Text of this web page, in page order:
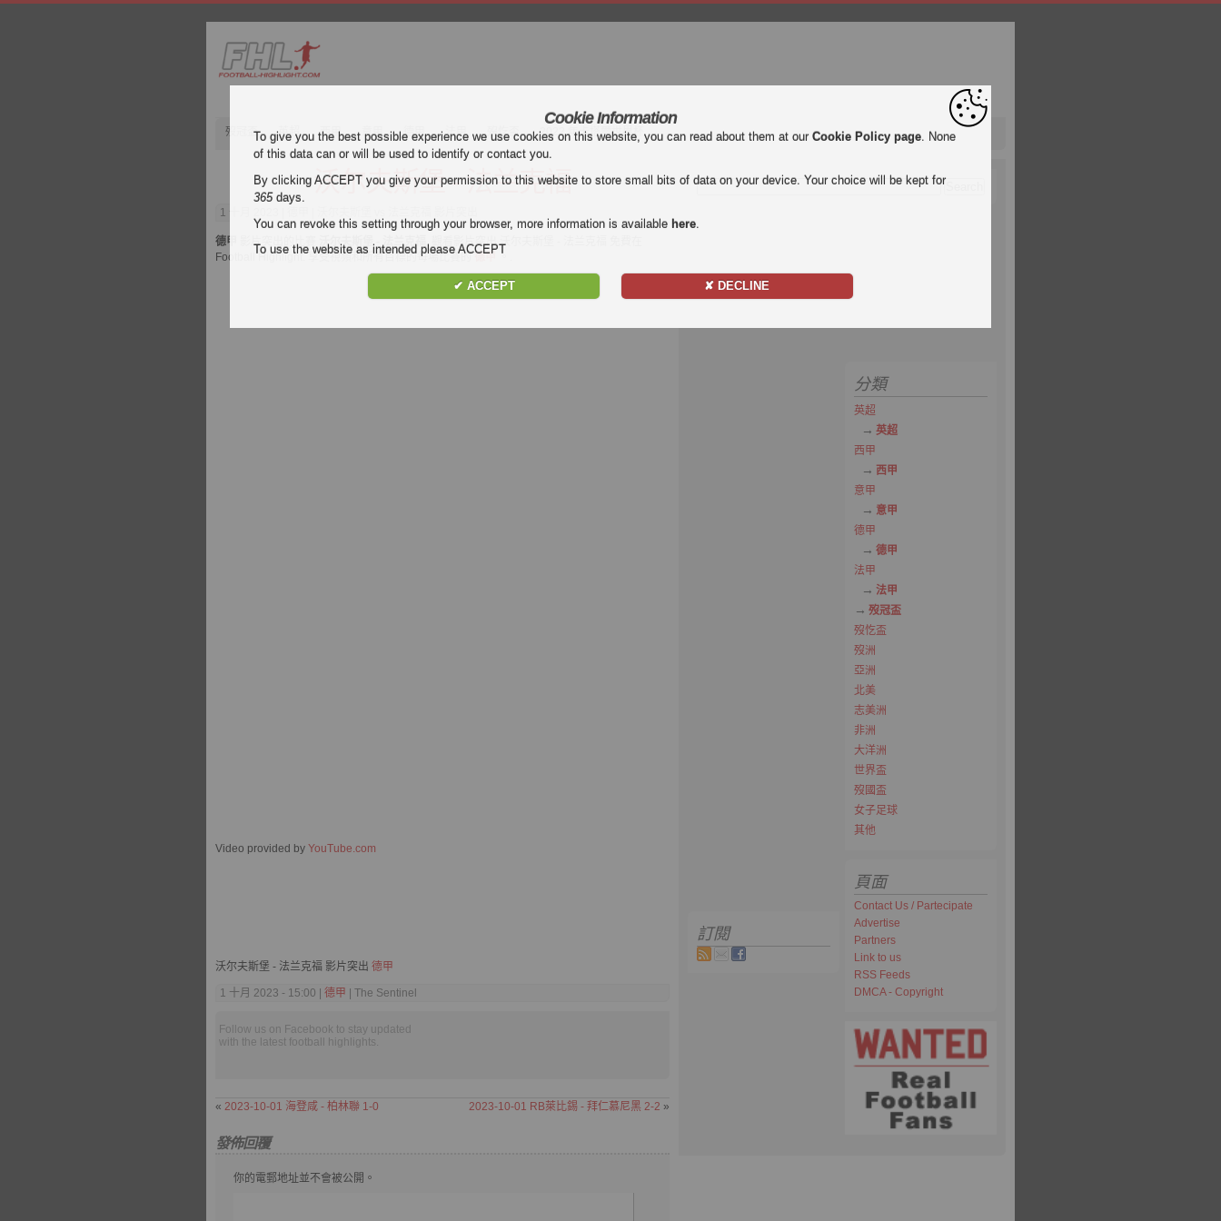
歿冠盃 英超 西甲 意甲 德甲 法甲 歿忔盃 2022 年卡塔爾世界杯
沃尔夫斯堡 - 法兰克福
1 十月 2023
德甲 影片突出的比賽 沃尔夫斯堡 - 法兰克福 . 觀看影片突出 沃尔夫斯堡 - 法兰克福 免費在
Football Highlight. 享受視頻和所有目標的每場比賽的 德甲 。.
Video provided by YouTube.com
沃尔夫斯堡 - 法兰克福 影片突出 德甲
1 十月 2023 - 15:00 | 德甲 | The Sentinel
Follow us on Facebook to stay updated
with the latest football highlights.
« 2023-10-01 海登咸 - 柏林聯 1-0 2023-10-01 RB萊比錫 - 拜仁慕尼黑 2-2 »
發佈回覆
你的電郵地址並不會被公開。
訂閱
分類
英超
英超
西甲
西甲
意甲
意甲
德甲
德甲
法甲
法甲
歿冠盃
歿忔盃
歿洲
亞洲
北美
志美洲
非洲
大洋洲
世界盃
歿國盃
女子足球
其他
頁面
Contact Us / Partecipate
Advertise
Partners
Link to us
RSS Feeds
DMCA - Copyright
Cookie Information
To give you the best possible experience we use cookies on this website, you can read about them at our Cookie Policy page. None
of this data can or will be used to identify or contact you.
By clicking ACCEPT you give your permission to this website to store small bits of data on your device. Your choice will be kept for
365days.
You can revoke this setting through your browser, more information is available here.
To use the website as intended please ACCEPT
✔ ACCEPT ✘ DECLINE